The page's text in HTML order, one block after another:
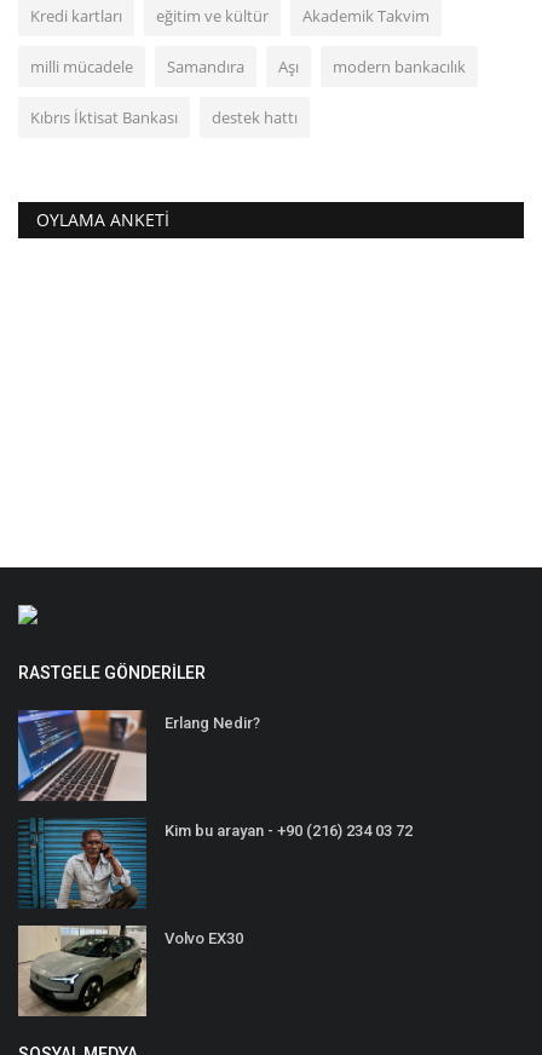
Kredi kartları eğitim ve kültür Akademik Takvim
milli mücadele Samandıra Aşı modern bankacılık
Kıbrıs İktisat Bankası destek hattı
OYLAMA ANKETI
RASTGELE GÖNDERILER
Erlang Nedir?
Kim bu arayan - +90 (216) 234 03 72
Volvo EX30